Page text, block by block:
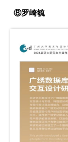
⑧罗崎毓